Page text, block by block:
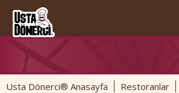
Usta Dönerci® Anasayfa Restoranlar